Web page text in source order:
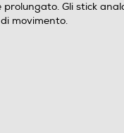
prolungato. Gli stick
movimento.